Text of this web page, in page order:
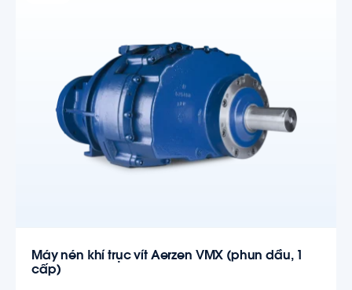
Máy nén khí trục vít Aerzen VMX (phun dầu, 1
cấp)